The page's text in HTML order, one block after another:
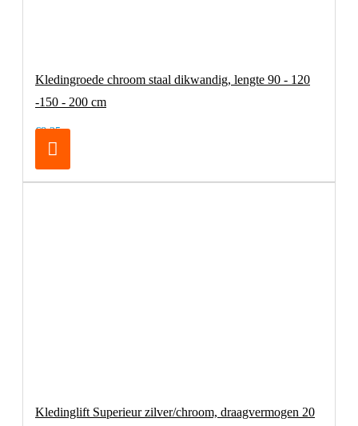
Kledingroede chroom staal dikwandig, lengte 90 - 120
-150 - 200 cm
€8,25
Kledinglift Superieur zilver/chroom, draagvermogen 20